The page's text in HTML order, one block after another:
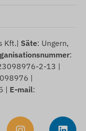
Kft.| Säte: Ungern,
:
2-13 |
|
| E-mail: